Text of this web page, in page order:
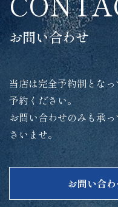
お問い合わせ
当店は完全予約制とな
予約ください。
お問い合わせのみも承
さいませ。
お問い合